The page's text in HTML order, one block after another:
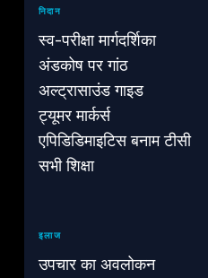
निदान
स्व-परीक्षा मार्गदर्शिका
अंडकोष पर गांठ
अल्ट्रासाउंड गाइड
ट्यूमर मार्कर्स
एपिडिडिमाइटिस बनाम टीसी
सभी शिक्षा
इलाज
उपचार का अवलोकन